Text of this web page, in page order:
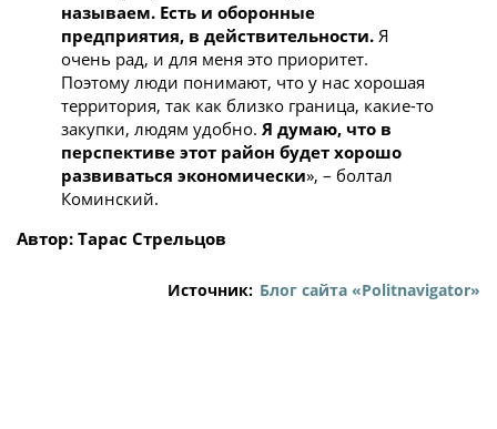
называем. Есть и оборонные
предприятия, в действительности. Я
очень рад, и для меня это приоритет.
Поэтому люди понимают, что у нас хорошая
территория, так как близко граница, какие-то
закупки, людям удобно. Я думаю, что в
перспективе этот район будет хорошо
развиваться экономически», – болтал
Коминский.
Автор: Тарас Стрельцов
Источник: Блог сайта «Politnavigator»